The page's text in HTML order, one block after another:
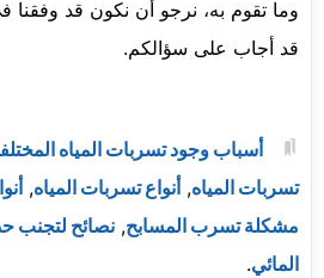
وما تقوم به، نرجو أن نكون قد وفقنا
قد أجاب على سؤالكم.
أسباب وجود تسربات المياه
تسربات المياه, أنواع تسربات المياه,
مشكلة تسرب المسابح, نصائح لتجنب
المائي.